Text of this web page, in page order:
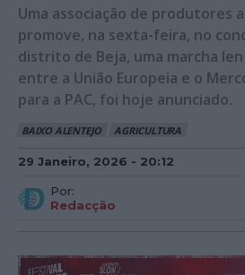
Uma associação de produtores
promove, na sexta-feira, no
distrito de Beja, uma marcha
entre a União Europeia e o
para a PAC, foi hoje anunciado.
BAIXO ALENTEJO AGRICULTURA
29 Janeiro, 2026 - 20:12
Por:
Redacção